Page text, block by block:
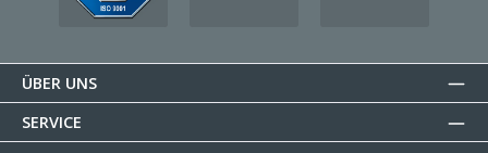
ÜBER UNS
SERVICE